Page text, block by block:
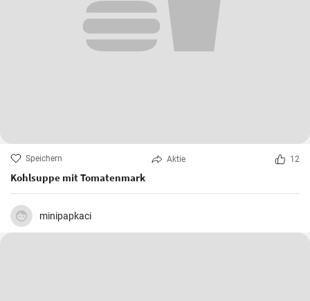
Speichern Aktie 12
Kohlsuppe mit Tomatenmark
minipapkaci